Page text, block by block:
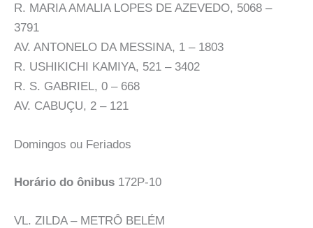
R. MARIA AMALIA LOPES DE AZEVEDO, 5068 –
3791
AV. ANTONELO DA MESSINA, 1 – 1803
R. USHIKICHI KAMIYA, 521 – 3402
R. S. GABRIEL, 0 – 668
AV. CABUÇU, 2 – 121
Domingos ou Feriados
Horário do ônibus 172P-10
VL. ZILDA – METRÔ BELÉM